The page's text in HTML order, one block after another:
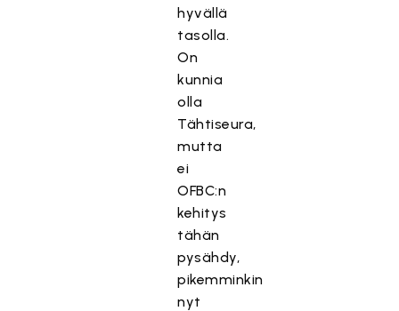
hyvällä
tasolla.
On
kunnia
olla
Tähtiseura,
mutta
ei
OFBC:n
kehitys
tähän
pysähdy,
pikemminkin
nyt